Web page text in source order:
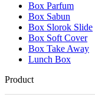
Box Parfum
Box Sabun
Box Slorok Slide
Box Soft Cover
Box Take Away
Lunch Box
Product